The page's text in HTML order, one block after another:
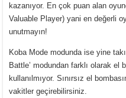
kazanıyor. En çok puan alan
Valuable Player) yani en değerli
unutmayın!
Koba Mode modunda ise yine
Battle’ modundan farklı olarak el
kullanılmıyor. Sınırsız el
vakitler geçirebilirsiniz.